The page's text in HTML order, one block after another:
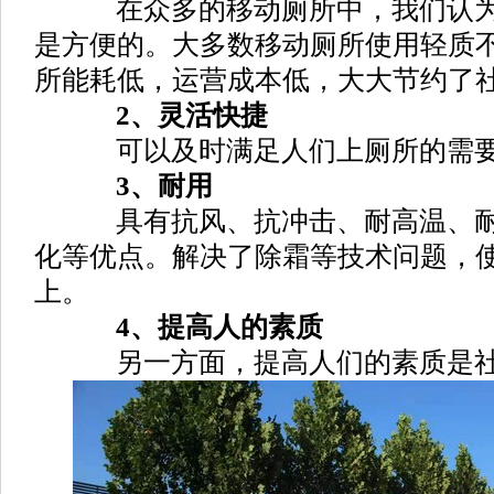
在众多的移动厕所中，我们认
是方便的。大多数移动厕所使用轻质
所能耗低，运营成本低，大大节约了
2、灵活快捷
可以及时满足人们上厕所的需
3、耐用
具有抗风、抗冲击、耐高温、
化等优点。解决了除霜等技术问题，
上。
4、提高人的素质
另一方面，提高人们的素质是